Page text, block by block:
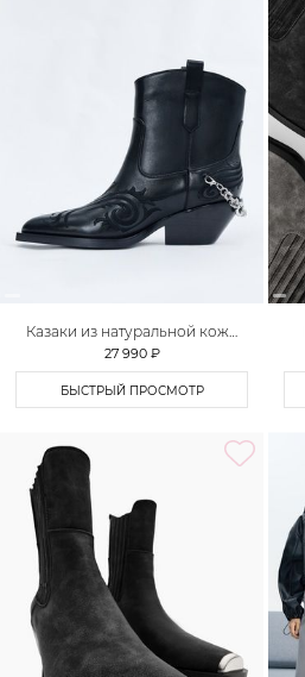
Казаки из натуральной кожи
Lera Nena
27 990 ₽
БЫСТРЫЙ ПРОСМОТР